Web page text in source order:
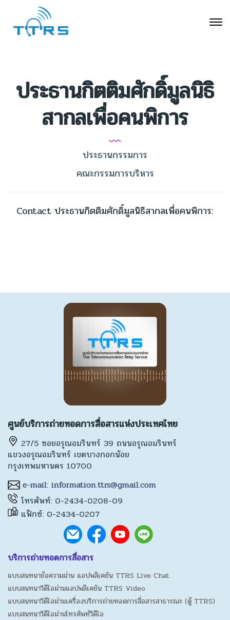
ประธานกิตติมศักดิ์มูลนิธิ
สากลเพื่อคนพิการ
ประธานกรรมการ
คณะกรรมการบริหาร
Contact ประธานกิตติมศักดิ์มูลนิธิสากลเพื่อคนพิการ:
ศูนย์บริการถ่ายทอดการสื่อสารแห่งประเทศไทย
27/5 ซอยอรุณอมรินทร์ 39 ถนนอรุณอมรินทร์
แขวงอรุณอมรินทร์ เขตบางกอกน้อย
กรุงเทพมหานคร 10700
โทรศัพท์: 0-2434-0208-09
แฟ็กซ์: 0-2434-0207
บริการถ่ายทอดการสื่อสาร
แบบสนทนาข้อความผ่าน แอปพลิเคชัน TTRS Live Chat
แบบสนทนาวิดีโอผ่านแอปพลิเคชัน TTRS Video
แบบสนทนาวิดีโอผ่านเครื่องบริการถ่ายทอดการสื่อสารสาธารณะ (ตู้ TTRS)
แบบสนทนาวิดีโอผ่านโทรศัพท์วิดีโอ